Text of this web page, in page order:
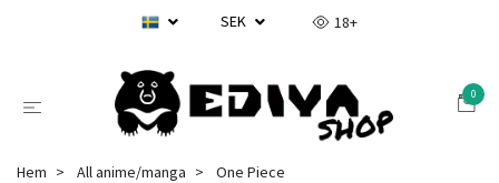
SEK 18+
0
Hem All anime/manga
One Piece